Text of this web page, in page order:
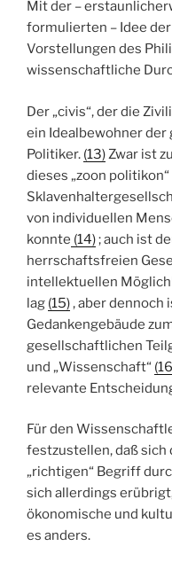
Mit der –
formulierten – Idee
Vorstellungen des
wissenschaftliche
Der „civis“, der die
ein Idealbewohner der
Politiker. (13)Zwar ist
dieses „zoon
von individuellen
konnte (14); auch ist
herrschaftsfreien
intellektuellen
lag (15), aber dennoch
Gedankengebäude
gesellschaftlichen
und „Wissenschaft“
relevante
Für den
festzustellen, daß sich
„richtigen“ Begriff
sich allerdings
ökonomische und
es anders.